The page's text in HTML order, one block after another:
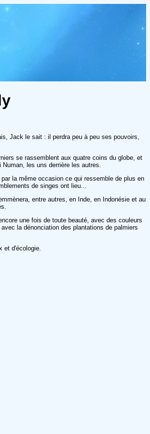
Jack le sait : il perdra peu à peu ses pouvoirs,
se rassemblent aux quatre coins du globe, et
les uns derrière les autres.
la même occasion ce qui ressemble de plus en
de singes ont lieu...
entre autres, en Inde, en Indonésie et au
une fois de toute beauté, avec des couleurs
la dénonciation des plantations de palmiers
et d'écologie.